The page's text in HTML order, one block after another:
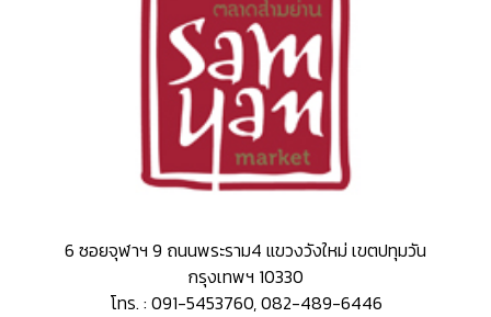
6 ซอยจุฬาฯ 9 ถนนพระราม4 แขวงวังใหม่ เขตปทุมวัน
กรุงเทพฯ 10330
โทร. : 091-5453760, 082-489-6446